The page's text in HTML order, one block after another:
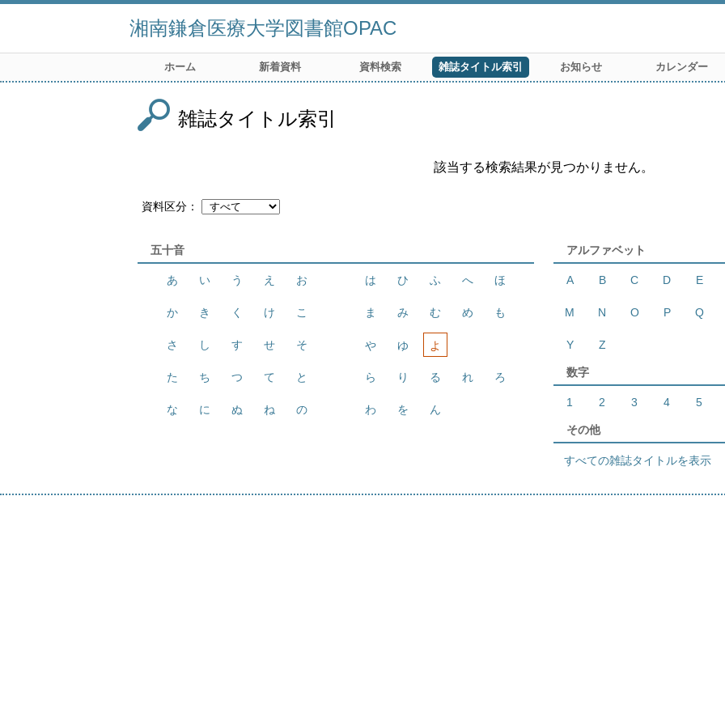
湘南鎌倉医療大学図書館OPAC
ホーム 新着資料 資料検索 雑誌タイトル索引 お知らせ カレンダー
雑誌タイトル索引
該当する検索結果が見つかりません。
資料区分
五十音
あ い う え お
か き く け こ
さ し す せ そ
た ち つ て と
な に ぬ ね の
は ひ ふ へ ほ
ま み む め も
や ゆ よ
ら り る れ ろ
わ を ん
アルファベット
A B C D E
M N O P Q
Y Z
数字
1 2 3 4 5
その他
すべての雑誌タイトルを表示